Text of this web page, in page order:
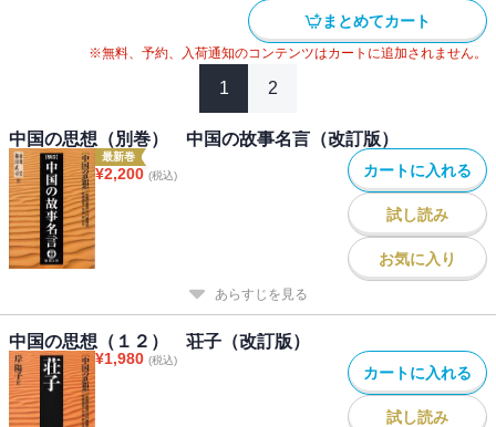
まとめてカート
※無料、予約、入荷通知のコンテンツはカートに追加されません。
1 2
中国の思想（別巻） 中国の故事名言（改訂版）
最新巻
¥2,200 (税込) カートに入れる
試し読み
お気に入り
あらすじを見る
中国の思想（１２） 荘子（改訂版）
¥1,980 (税込)
カートに入れる
試し読み